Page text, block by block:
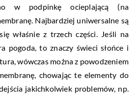
w podpinkę ocieplającą (na
Najbardziej uniwersalne są
właśnie z trzech części. Jeśli na
pogoda, to znaczy świeci słońce i
wówczas można z powodzeniem
chowając te elementy do
jakichkolwiek problemów, np.